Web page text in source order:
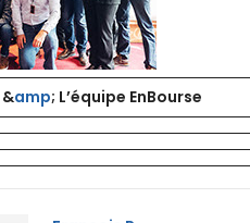
amp; L’équipe EnBourse